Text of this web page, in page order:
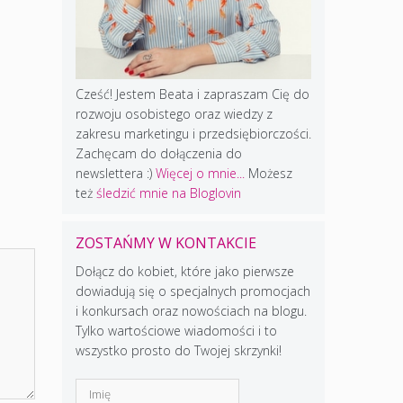
Cześć! Jestem Beata i zapraszam Cię do
rozwoju osobistego oraz wiedzy z
zakresu marketingu i przedsiębiorczości.
Zachęcam do dołączenia do
newslettera :) Więcej o mnie...
Możesz
też śledzić mnie na Bloglovin
ZOSTAŃMY W KONTAKCIE
Dołącz do kobiet, które jako pierwsze
dowiadują się o specjalnych promocjach
i konkursach oraz nowościach na blogu.
Tylko wartościowe wiadomości i to
wszystko prosto do Twojej skrzynki!